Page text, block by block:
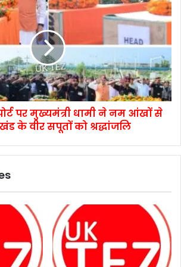
पर मुख्यमंत्री धामी ने नम आंखों से
के वीर सपूतों को श्रद्धांजलि